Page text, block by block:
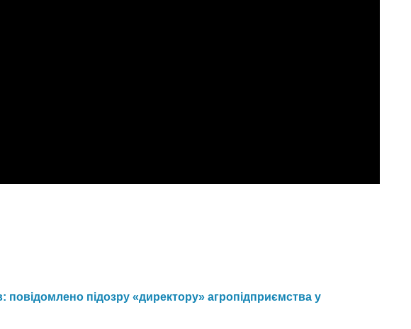
повідомлено підозру «директору» агропідприємства у